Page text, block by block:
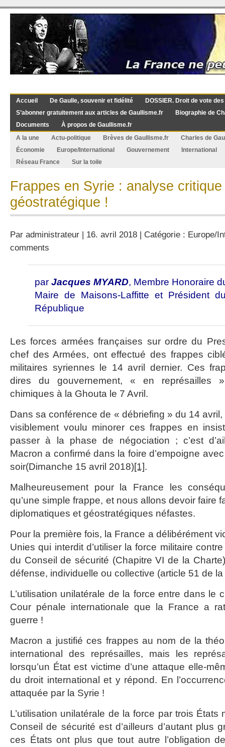
Accueil De Gaulle, souvenir et fidélité
DOSSIER. Droit de vote
S’abonner gratuitement aux articles de Gaullisme.fr
Biographie de
Documents
À propos de Gaullisme.fr
A la une
Actu-politique Brèves de Gaullisme.fr
Charles de
Économie
Europe/International Gouvernement
International
Réseau France
Sur la toile
Frappes en Syrie : analyse critique
géostratégique !
Par administrateur | 16. avril 2018 | Catégorie : Europe/
comments
par Jacques MYARD, Membre Honoraire
Maire de Maisons-Laffitte et Président
République
Les forces armées françaises sur ordre du
chef des Armées, ont effectué des frappes
militaires syriennes le 14 avril dernier. Ces
dires du gouvernement, « en représailles »
chimiques à la Ghouta le 7 Avril.
Dans sa conférence de « débriefing » du 14
visiblement voulu minorer ces frappes en
passer à la phase de négociation ; c’est
Macron a confirmé dans la foire d’empoigne
soir(Dimanche 15 avril 2018)[1].
Malheureusement pour la France les
qu’une simple frappe, et nous allons devoir faire
diplomatiques et géostratégiques néfastes.
Pour la première fois, la France a délibérément
Unies qui interdit d’utiliser la force militaire
du Conseil de sécurité (Chapitre VI de la
défense, individuelle ou collective (article 51 de
L’utilisation unilatérale de la force entre dans le
Cour pénale internationale que la France a
guerre !
Macron a justifié ces frappes au nom de la
international des représailles, mais les
lorsqu’un État est victime d’une attaque elle-
du droit international et y répond. En
attaquée par la Syrie !
L’utilisation unilatérale de la force par trois États
Conseil de sécurité est d’ailleurs d’autant plus
ces États ont plus que tout autre l’obligation